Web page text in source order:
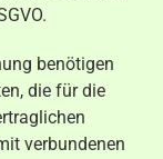
benötigen
die für die
verbundenen